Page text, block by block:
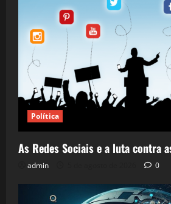
Política
As Redes Sociais e a luta contra
admin 0